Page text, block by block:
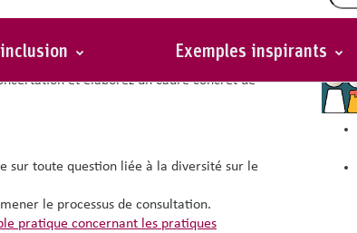
Exemples inspirants
et élaborez un cadre concret de
toute question liée à la diversité sur le
le processus de consultation.
pratique concernant les pratiques